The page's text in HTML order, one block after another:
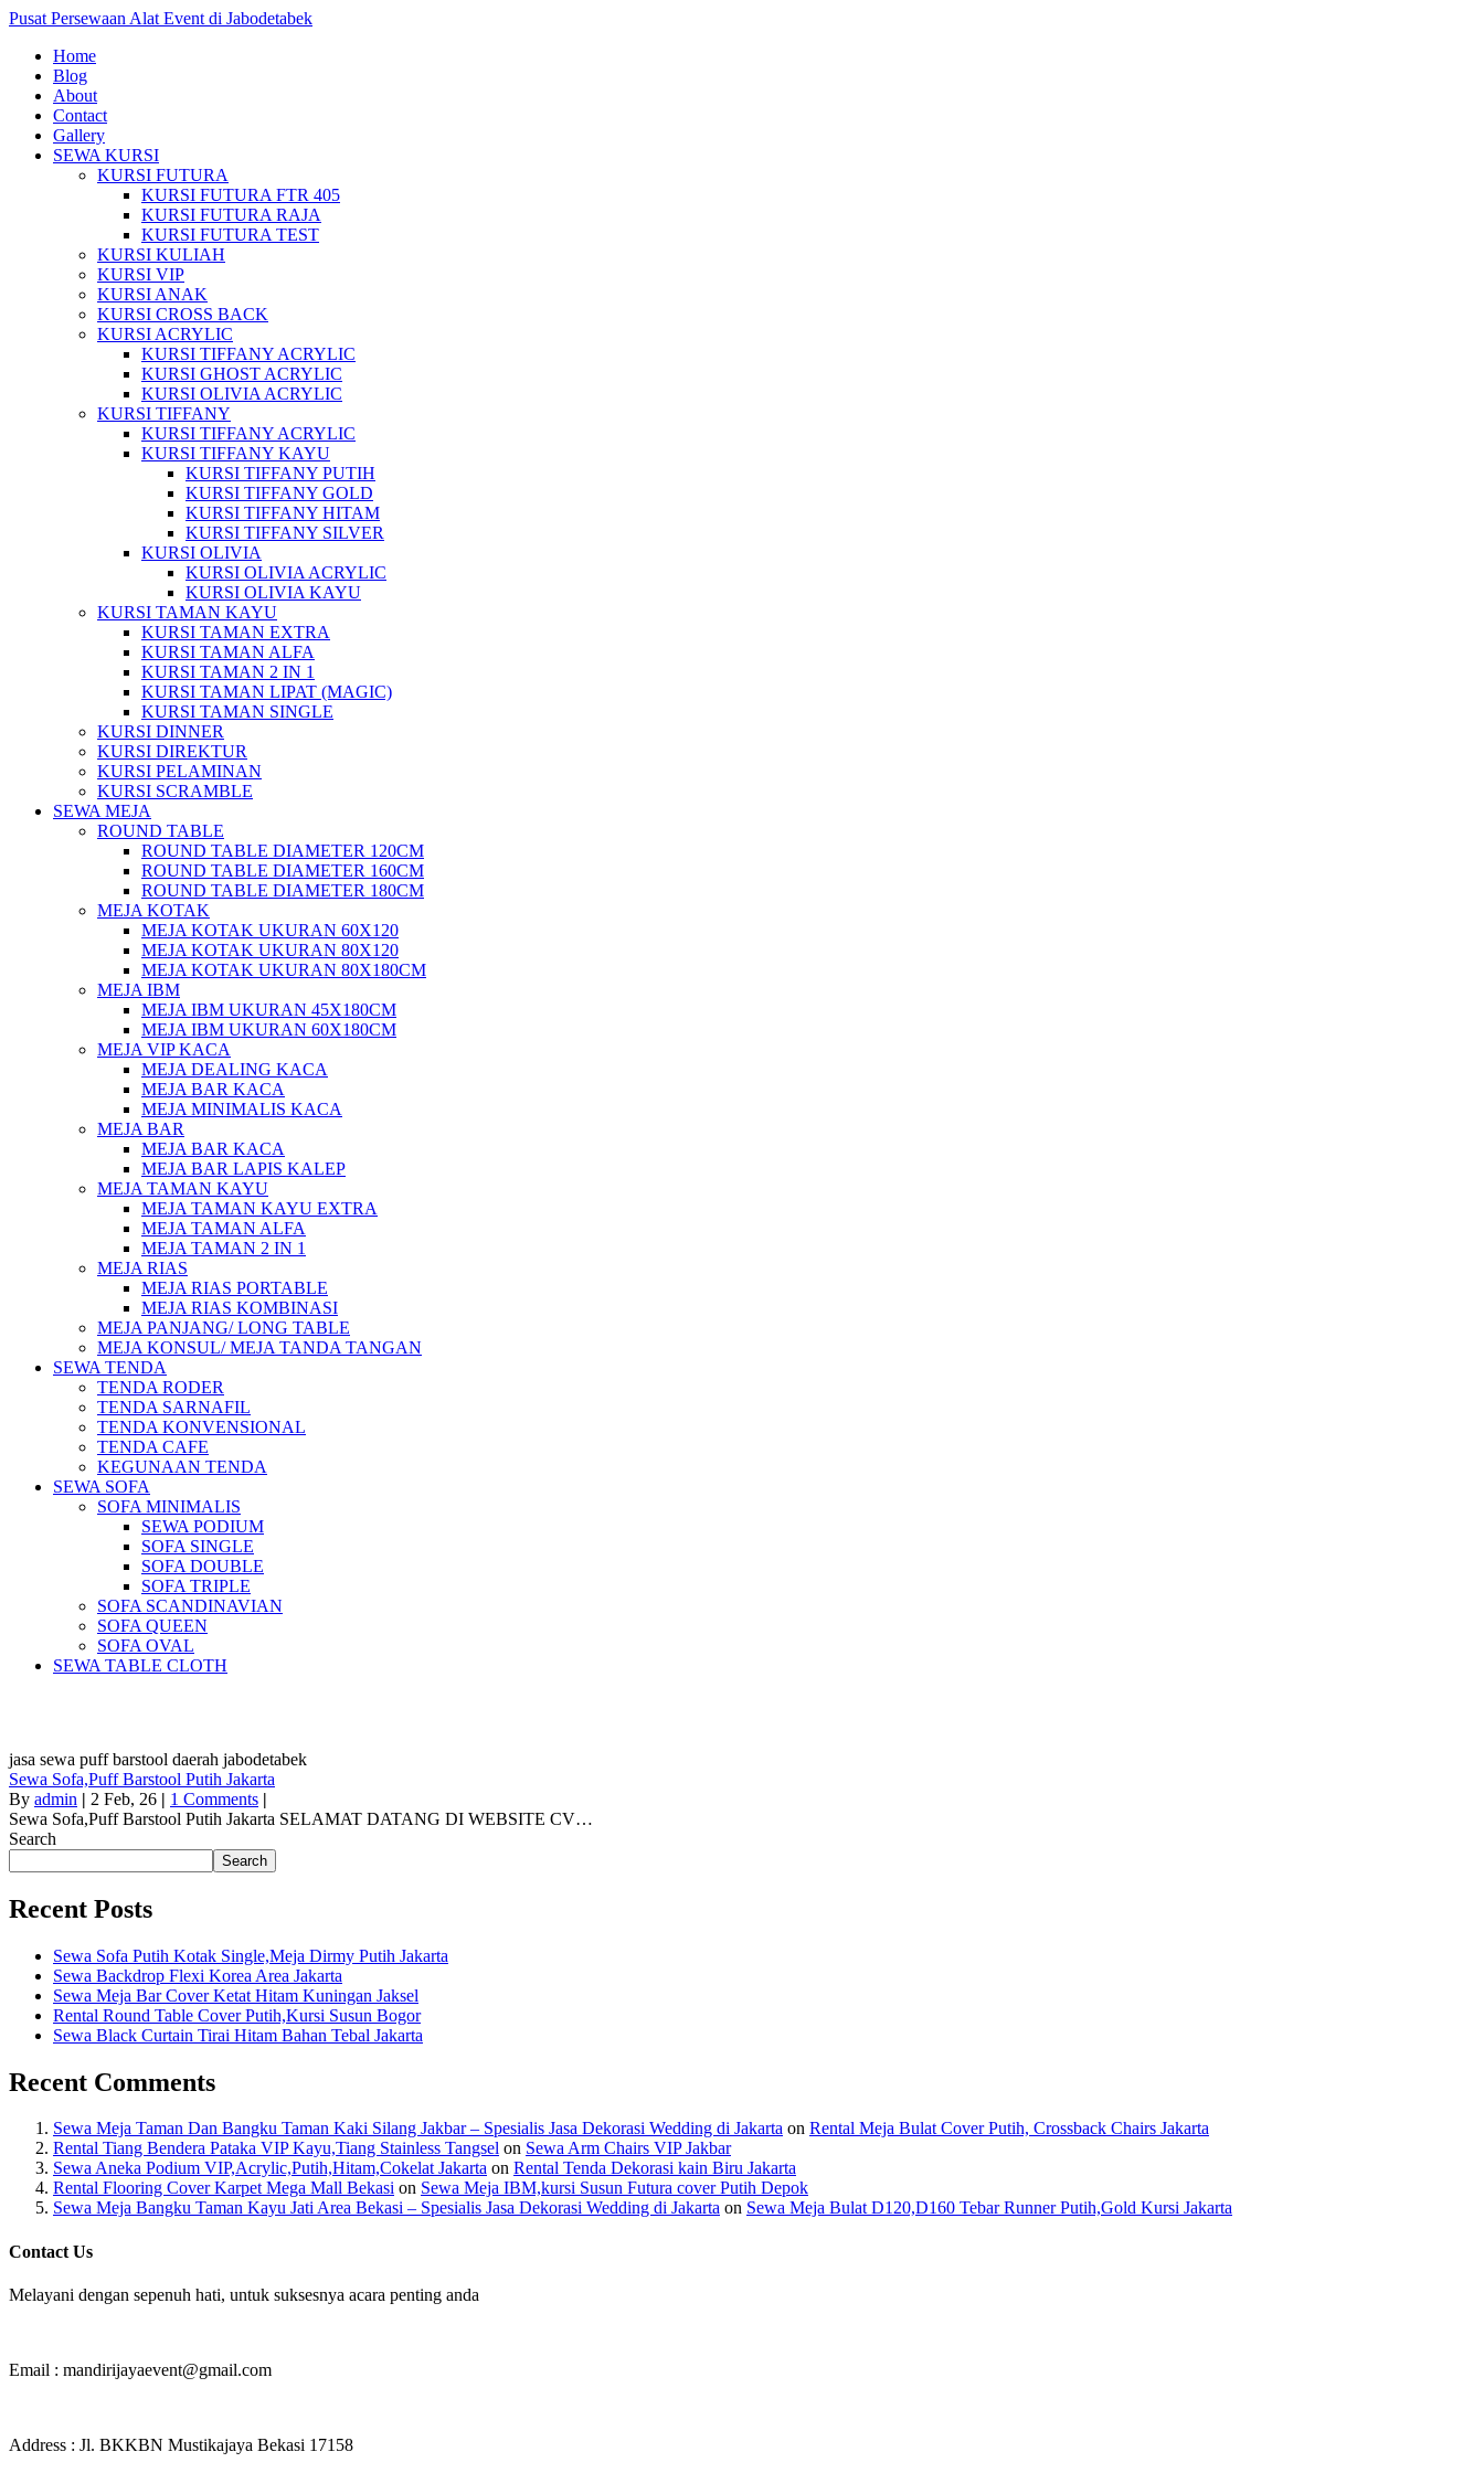
Pusat Persewaan Alat Event di Jabodetabek
Home
Blog
About
Contact
Gallery
SEWA KURSI
KURSI FUTURA
KURSI FUTURA FTR 405
KURSI FUTURA RAJA
KURSI FUTURA TEST
KURSI KULIAH
KURSI VIP
KURSI ANAK
KURSI CROSS BACK
KURSI ACRYLIC
KURSI TIFFANY ACRYLIC
KURSI GHOST ACRYLIC
KURSI OLIVIA ACRYLIC
KURSI TIFFANY
KURSI TIFFANY ACRYLIC
KURSI TIFFANY KAYU
KURSI TIFFANY PUTIH
KURSI TIFFANY GOLD
KURSI TIFFANY HITAM
KURSI TIFFANY SILVER
KURSI OLIVIA
KURSI OLIVIA ACRYLIC
KURSI OLIVIA KAYU
KURSI TAMAN KAYU
KURSI TAMAN EXTRA
KURSI TAMAN ALFA
KURSI TAMAN 2 IN 1
KURSI TAMAN LIPAT (MAGIC)
KURSI TAMAN SINGLE
KURSI DINNER
KURSI DIREKTUR
KURSI PELAMINAN
KURSI SCRAMBLE
SEWA MEJA
ROUND TABLE
ROUND TABLE DIAMETER 120CM
ROUND TABLE DIAMETER 160CM
ROUND TABLE DIAMETER 180CM
MEJA KOTAK
MEJA KOTAK UKURAN 60X120
MEJA KOTAK UKURAN 80X120
MEJA KOTAK UKURAN 80X180CM
MEJA IBM
MEJA IBM UKURAN 45X180CM
MEJA IBM UKURAN 60X180CM
MEJA VIP KACA
MEJA DEALING KACA
MEJA BAR KACA
MEJA MINIMALIS KACA
MEJA BAR
MEJA BAR KACA
MEJA BAR LAPIS KALEP
MEJA TAMAN KAYU
MEJA TAMAN KAYU EXTRA
MEJA TAMAN ALFA
MEJA TAMAN 2 IN 1
MEJA RIAS
MEJA RIAS PORTABLE
MEJA RIAS KOMBINASI
MEJA PANJANG/ LONG TABLE
MEJA KONSUL/ MEJA TANDA TANGAN
SEWA TENDA
TENDA RODER
TENDA SARNAFIL
TENDA KONVENSIONAL
TENDA CAFE
KEGUNAAN TENDA
SEWA SOFA
SOFA MINIMALIS
SEWA PODIUM
SOFA SINGLE
SOFA DOUBLE
SOFA TRIPLE
SOFA SCANDINAVIAN
SOFA QUEEN
SOFA OVAL
SEWA TABLE CLOTH
jasa sewa puff barstool daerah jabodetabek
Sewa Sofa,Puff Barstool Putih Jakarta
By admin | 2 Feb, 26 | 1 Comments |
Sewa Sofa,Puff Barstool Putih Jakarta SELAMAT DATANG DI WEBSITE CV…
Search
Search
Recent Posts
Sewa Sofa Putih Kotak Single,Meja Dirmy Putih Jakarta
Sewa Backdrop Flexi Korea Area Jakarta
Sewa Meja Bar Cover Ketat Hitam Kuningan Jaksel
Rental Round Table Cover Putih,Kursi Susun Bogor
Sewa Black Curtain Tirai Hitam Bahan Tebal Jakarta
Recent Comments
Sewa Meja Taman Dan Bangku Taman Kaki Silang Jakbar – Spesialis Jasa Dekorasi Wedding di Jakarta on Rental Meja Bulat Cover Putih, Crossback Chairs Jakarta
Rental Tiang Bendera Pataka VIP Kayu,Tiang Stainless Tangsel on Sewa Arm Chairs VIP Jakbar
Sewa Aneka Podium VIP,Acrylic,Putih,Hitam,Cokelat Jakarta on Rental Tenda Dekorasi kain Biru Jakarta
Rental Flooring Cover Karpet Mega Mall Bekasi on Sewa Meja IBM,kursi Susun Futura cover Putih Depok
Sewa Meja Bangku Taman Kayu Jati Area Bekasi – Spesialis Jasa Dekorasi Wedding di Jakarta on Sewa Meja Bulat D120,D160 Tebar Runner Putih,Gold Kursi Jakarta
Contact Us
Melayani dengan sepenuh hati, untuk suksesnya acara penting anda
Email : mandirijayaevent@gmail.com
Address : Jl. BKKBN Mustikajaya Bekasi 17158